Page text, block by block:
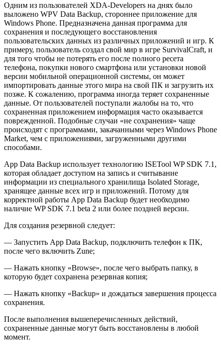
Одним из пользователей XDA-Developers на днях было
выложено WPV Data Backup, стороннее приложение для
Windows Phone. Предназначена данная программа для
сохранения и последующего восстановления
пользовательских данных из различных приложений и игр. К
примеру, пользователь создал свой мир в игре SurvivalCraft, и
для того чтобы не потерять его после полного ресета
телефона, покупки нового смартфона или установки новой
версии мобильной операционной системы, он может
импортировать данные этого мира на свой ПК и загрузить их
позже. К сожалению, программа иногда теряет сохраненные
данные. От пользователей поступали жалобы на то, что
сохраненная приложением информация часто оказывается
поврежденной. Подобные случаи «не сохранения» чаще
происходят с программами, закачанными через Windows Phone
Market, чем с приложениями, загруженными другими
способами.
App Data Backup использует технологию ISETool WP SDK 7.1,
которая обладает доступом на запись и считывание
информации из специального хранилища Isolated Storage,
хранящее данные всех игр и приложений. Потому для
корректной работы App Data Backup будет необходимо
наличие WP SDK 7.1 beta 2 или более поздней версии.
Для создания резервной следует:
— Запустить App Data Backup, подключить телефон к ПК,
после чего включить Zune;
— Нажать кнопку «Browse», после чего выбрать папку, в
которую будет сохранена резервная копия;
— Нажать кнопку «Backup» и дождаться завершения процесса
сохранения.
После выполнения вышеперечисленных действий,
сохраненные данные могут быть восстановлены в любой
момент.